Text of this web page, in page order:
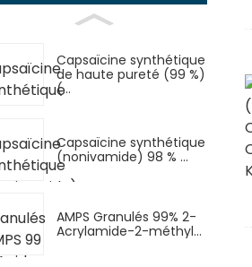
Capsaïcine synthétique
de haute pureté (99 %)
(...
Capsaïcine synthétique
(nonivamide) 98 % ...
AMPS Granulés 99% 2-
Acrylamide-2-méthyl...